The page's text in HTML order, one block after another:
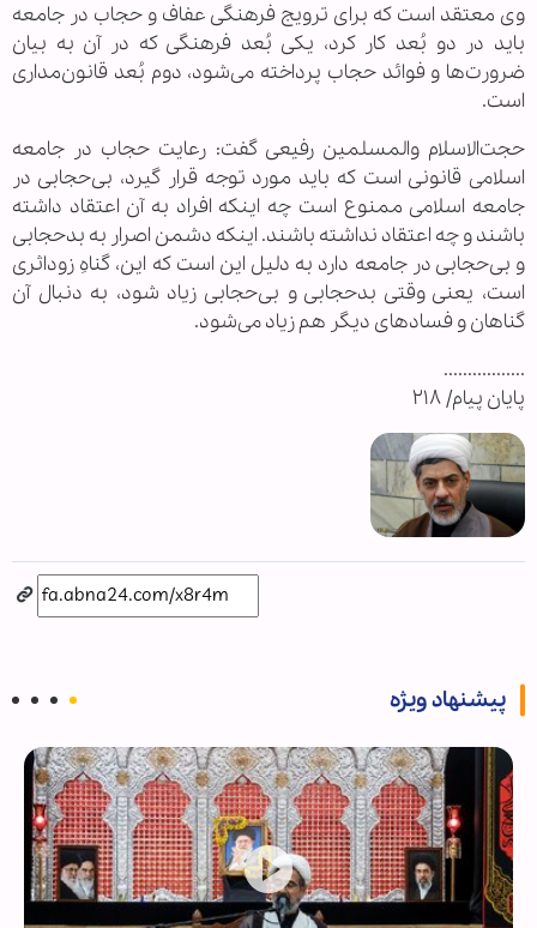
وی معتقد است که برای ترویج فرهنگی عفاف و حجاب در جامعه
باید در دو بُعد کار کرد، یکی بُعد فرهنگی که در آن به بیان
ضرورت‌ها و فوائد حجاب پرداخته می‌شود، دوم بُعد قانون‌مداری
است.
حجت‌الاسلام والمسلمین رفیعی گفت: رعایت حجاب در جامعه
اسلامی قانونی است که باید مورد توجه قرار گیرد، بی‌حجابی در
جامعه اسلامی ممنوع است چه اینکه افراد به آن اعتقاد داشته
باشند و چه اعتقاد نداشته باشند. اینکه دشمن اصرار به بدحجابی
و بی‌حجابی در جامعه دارد به دلیل این است که این، گناهِ زوداثری
است، یعنی وقتی بدحجابی و بی‌حجابی زیاد شود، به دنبال آن
گناهان و فسادهای دیگر هم زیاد می‌شود.
.................
پایان پیام/ ۲۱۸
پیشنهاد ویژه